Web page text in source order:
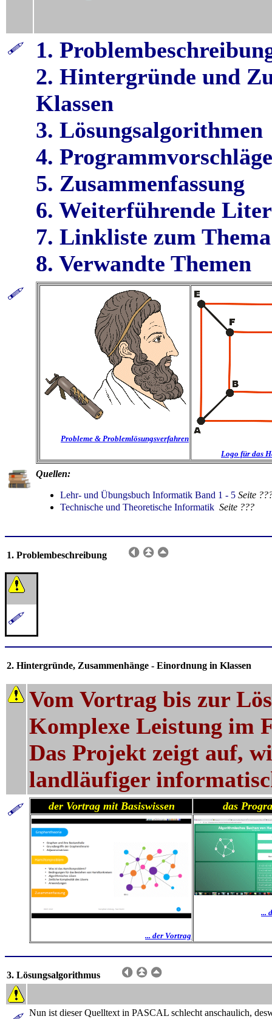
1.
2. Hintergründe und
Klassen
3. Lösungsalgorithmen
4. Programmvorschläge
5. Zusammenfassung
6. Weiterführende
7. Linkliste zum Thema
8. Verwandte Themen
Probleme & Problemlösungsverfahren
Logo für das
Quellen:
Lehr- und Übungsbuch Informatik Band 1 - 5 Seite
Technische und Theoretische Informatik Seite ???
1. Problembeschreibung
2. Hintergründe, Zusammenhänge - Einordnung in Klassen
Vom Vortrag bis zur
Komplexe Leistung im
Das Projekt zeigt auf,
landläufiger
der Vortrag mit Basiswissen das
... der Vortrag
...
3. Lösungsalgorithmus
Nun ist dieser Quelltext in PASCAL schlecht anschaulich,